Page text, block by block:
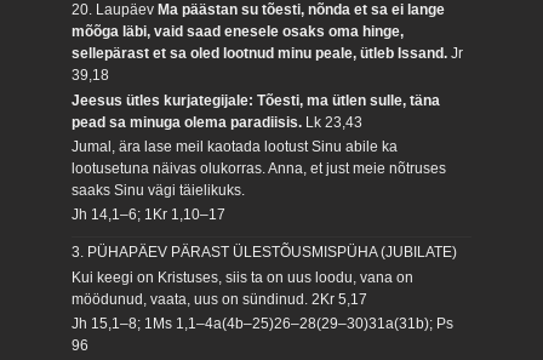
20. Laupäev Ma päästan su tõesti, nõnda et sa ei lange
mõõga läbi, vaid saad enesele osaks oma hinge,
sellepärast et sa oled lootnud minu peale, ütleb Issand.Jr
39,18
Jeesus ütles kurjategijale: Tõesti, ma ütlen sulle, täna
pead sa minuga olema paradiisis. Lk 23,43
Jumal, ära lase meil kaotada lootust Sinu abile ka
lootusetuna näivas olukorras. Anna, et just meie nõtruses
saaks Sinu vägi täielikuks.
Jh 14,1–6; 1Kr 1,10–17
3. PÜHAPÄEV PÄRAST ÜLESTÕUSMISPÜHA (JUBILATE)
Kui keegi on Kristuses, siis ta on uus loodu, vana on
möödunud, vaata, uus on sündinud.2Kr 5,17
Jh 15,1–8; 1Ms 1,1–4a(4b–25)26–28(29–30)31a(31b); Ps
96